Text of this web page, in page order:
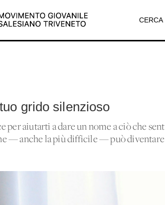
CERCA
grido silenzioso
aiutarti a dare un nome a ciò che
— anche la più difficile — può